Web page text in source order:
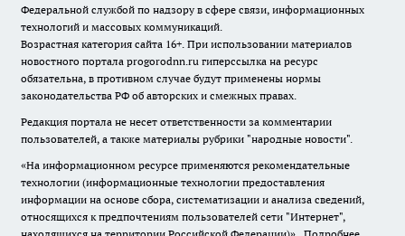
Федеральной службой по надзору в сфере связи, информационных
технологий и массовых коммуникаций.
Возрастная категория сайта 16+. При использовании материалов
новостного портала progorodnn.ru гиперссылка на ресурс
обязательна, в противном случае будут применены нормы
законодательства РФ об авторских и смежных правах.
Редакция портала не несет ответственности за комментарии
пользователей, а также материалы рубрики "народные новости".
«На информационном ресурсе применяются рекомендательные
технологии (информационные технологии предоставления
информации на основе сбора, систематизации и анализа сведений,
относящихся к предпочтениям пользователей сети "Интернет",